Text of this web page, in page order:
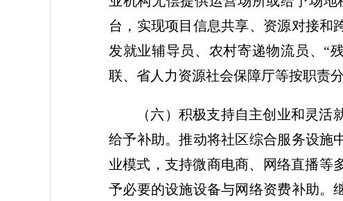
台，实现项目信息共享、资源对接和
发就业辅导员、农村寄递物流员、“
联、省人力资源社会保障厅等按职责分
（六）积极支持自主创业和灵活
给予补助。推动将社区综合服务设施
业模式，支持微商电商、网络直播等
予必要的设施设备与网络资费补助。